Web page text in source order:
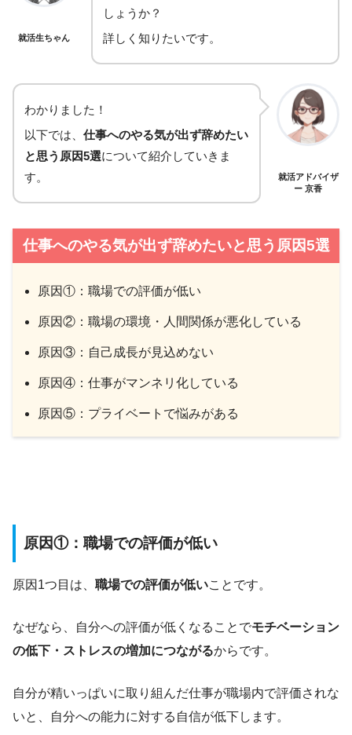
就活生ちゃん
しょうか？
詳しく知りたいです。
わかりました！
以下では、 仕事へのやる気が出ず辞めたい
と思う原因5選について紹介していきま
す。
就活アドバイザ
ー 京香
仕事へのやる気が出ず辞めたいと思う原因5選
原因①：職場での評価が低い
原因②：職場の環境・人間関係が悪化している
原因③：自己成長が見込めない
原因④：仕事がマンネリ化している
原因⑤：プライベートで悩みがある
原因①：職場での評価が低い
原因1つ目は、 職場での評価が低いことです。
なぜなら、自分への評価が低くなることでモチベーション
の低下・ストレスの増加につながるからです。
自分が精いっぱいに取り組んだ仕事が職場内で評価されな
いと、自分への能力に対する自信が低下します。